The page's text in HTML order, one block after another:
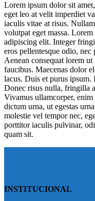
Lorem ipsum dolor sit
eget leo at velit imperdiet
iaculis vitae at risus.
volutpat eget massa.
adipiscing elit. Integer
eros pellentesque odio, nec
Aenean consequat lorem
faucibus. Maecenas dolor
lacus. Duis et purus ipsum.
Donec risus nulla, fringilla
Vivamus ullamcorper,
dictum urna, ut egestas
molestie vel tempor nec,
porttitor iaculis pulvinar,
quam sit.
INSTITUCIONAL